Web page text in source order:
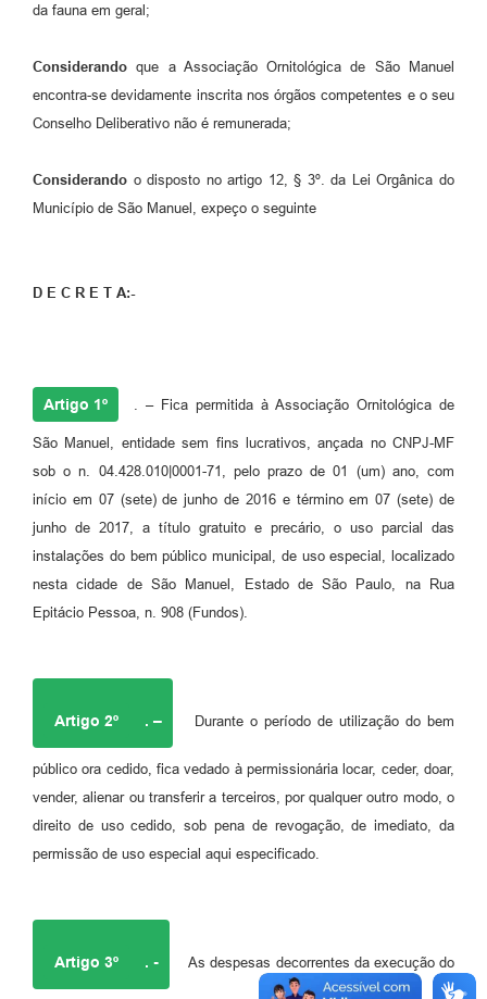
da fauna em geral;
Considerando que a Associação Ornitológica de São Manuel
encontra-se devidamente inscrita nos órgãos competentes e o seu
Conselho Deliberativo não é remunerada;
Considerando o disposto no artigo 12, § 3º. da Lei Orgânica do
Município de São Manuel, expeço o seguinte
D E C R E T A:-
Artigo 1º . – Fica permitida à Associação Ornitológica de
São Manuel, entidade sem fins lucrativos, ançada no CNPJ-MF
sob o n. 04.428.010|0001-71, pelo prazo de 01 (um) ano, com
início em 07 (sete) de junho de 2016 e término em 07 (sete) de
junho de 2017, a título gratuito e precário, o uso parcial das
instalações do bem público municipal, de uso especial, localizado
nesta cidade de São Manuel, Estado de São Paulo, na Rua
Epitácio Pessoa, n. 908 (Fundos).
Artigo 2º . – Durante o período de utilização do bem
público ora cedido, fica vedado à permissionária locar, ceder, doar,
vender, alienar ou transferir a terceiros, por qualquer outro modo, o
direito de uso cedido, sob pena de revogação, de imediato, da
permissão de uso especial aqui especificado.
Artigo 3º . - As despesas decorrentes da execução do